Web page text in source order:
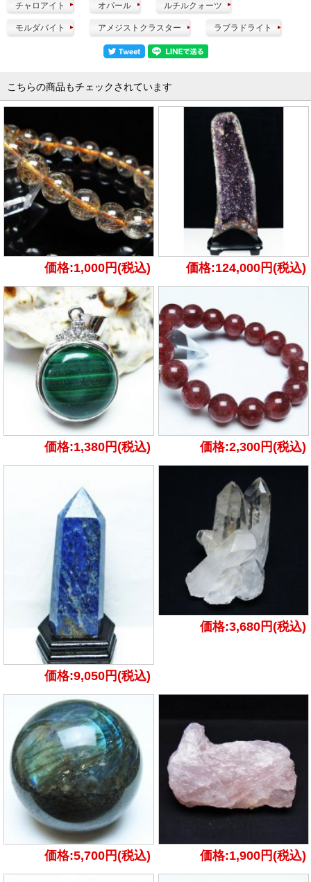
チャロアイト オパール ルチルクォーツ
モルダバイト アメジストクラスター ラブラドライト
こちらの商品もチェックされています
価格:1,000円(税込) 価格:124,000円(税込)
価格:1,380円(税込) 価格:2,300円(税込)
価格:9,050円(税込)
価格:3,680円(税込)
価格:5,700円(税込) 価格:1,900円(税込)